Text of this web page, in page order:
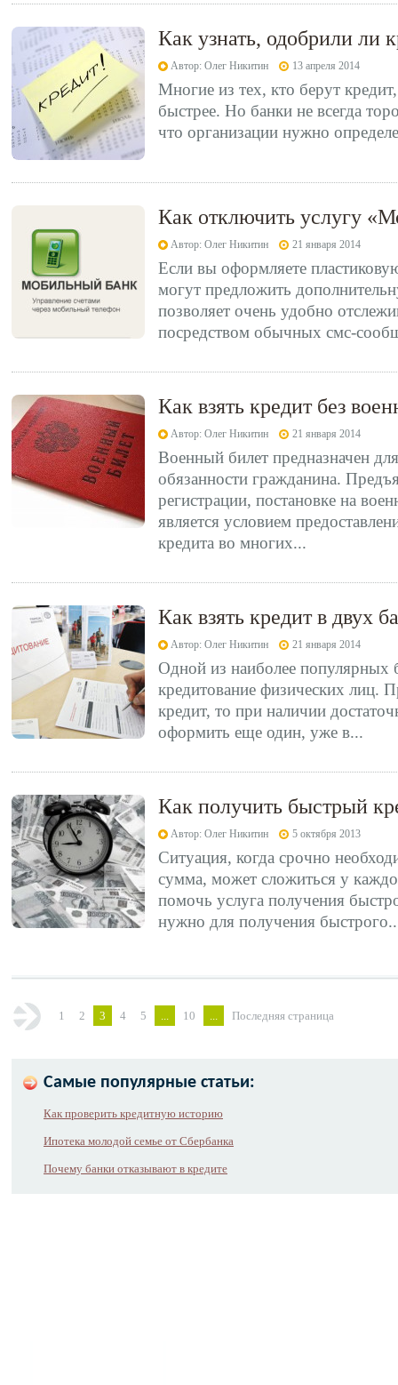
Как узнать, одобрили ли
Автор: Олег Никитин 13 апреля 2014
Многие из тех, кто берут
быстрее. Но банки не всегда
что организации нужно
Как отключить услугу
Автор: Олег Никитин 21 января 2014
Если вы оформляете
могут предложить
позволяет очень удобно
посредством обычных смс-
Как взять кредит без
Автор: Олег Никитин 21 января 2014
Военный билет предназначен
обязанности гражданина.
регистрации, постановке на
является условием
кредита во многих...
Как взять кредит в двух
Автор: Олег Никитин 21 января 2014
Одной из наиболее популярных
кредитование физических лиц.
кредит, то при наличии
оформить еще один, уже в...
Как получить быстрый
Автор: Олег Никитин 5 октября 2013
Ситуация, когда срочно
сумма, может сложиться у
помочь услуга получения
нужно для получения
1 2 3 4 5 ... 10 ... Последняя страница
Самые популярные статьи:
Как проверить кредитную историю
Ипотека молодой семье от Сбербанка
Почему банки отказывают в кредите